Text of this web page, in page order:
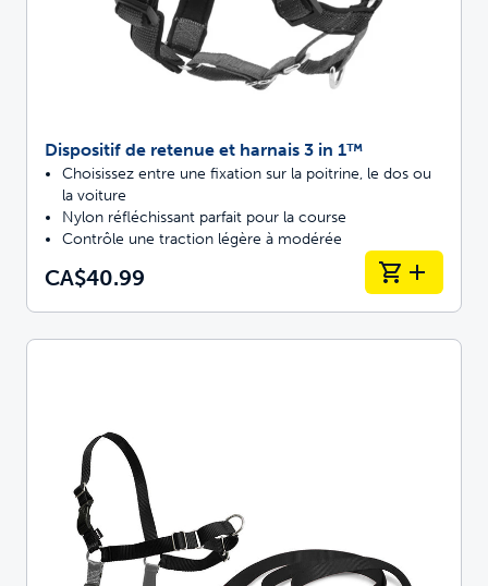
Dispositif de retenue et harnais 3 in 1™
Choisissez entre une fixation sur la poitrine, le dos ou
la voiture
Nylon réfléchissant parfait pour la course
Contrôle une traction légère à modérée
CA$40.99